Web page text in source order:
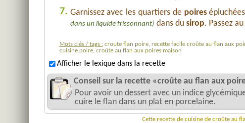
7. Garnissez avec les quartiers de poires
dans un liquide frissonnant) dans du sirop. Passez
Mots clés / tags : croute flan poire, recette facile croûte au flan aux
cuisine poire, croûte au flan aux poires maison
Afficher le lexique dans la recette
Conseil sur la recette «croûte au flan aux
Pour avoir un dessert avec un indice
cuire le flan dans un plat en porcelaine.
Cette recette de cuisine de croûte au